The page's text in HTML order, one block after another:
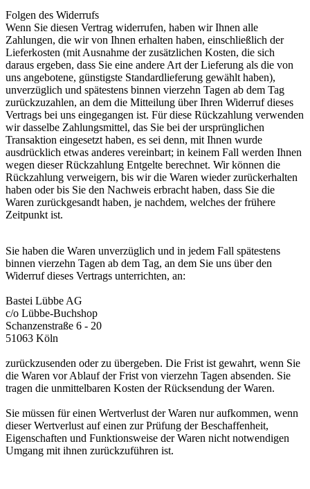
Folgen des Widerrufs
Wenn Sie diesen Vertrag widerrufen, haben wir Ihnen alle
Zahlungen, die wir von Ihnen erhalten haben, einschließlich der
Lieferkosten (mit Ausnahme der zusätzlichen Kosten, die sich
daraus ergeben, dass Sie eine andere Art der Lieferung als die von
uns angebotene, günstigste Standardlieferung gewählt haben),
unverzüglich und spätestens binnen vierzehn Tagen ab dem Tag
zurückzuzahlen, an dem die Mitteilung über Ihren Widerruf dieses
Vertrags bei uns eingegangen ist. Für diese Rückzahlung verwenden
wir dasselbe Zahlungsmittel, das Sie bei der ursprünglichen
Transaktion eingesetzt haben, es sei denn, mit Ihnen wurde
ausdrücklich etwas anderes vereinbart; in keinem Fall werden Ihnen
wegen dieser Rückzahlung Entgelte berechnet. Wir können die
Rückzahlung verweigern, bis wir die Waren wieder zurückerhalten
haben oder bis Sie den Nachweis erbracht haben, dass Sie die
Waren zurückgesandt haben, je nachdem, welches der frühere
Zeitpunkt ist.
Sie haben die Waren unverzüglich und in jedem Fall spätestens
binnen vierzehn Tagen ab dem Tag, an dem Sie uns über den
Widerruf dieses Vertrags unterrichten, an:
Bastei Lübbe AG
c/o Lübbe-Buchshop
Schanzenstraße 6 - 20
51063 Köln
zurückzusenden oder zu übergeben. Die Frist ist gewahrt, wenn Sie
die Waren vor Ablauf der Frist von vierzehn Tagen absenden. Sie
tragen die unmittelbaren Kosten der Rücksendung der Waren.
Sie müssen für einen Wertverlust der Waren nur aufkommen, wenn
dieser Wertverlust auf einen zur Prüfung der Beschaffenheit,
Eigenschaften und Funktionsweise der Waren nicht notwendigen
Umgang mit ihnen zurückzuführen ist.